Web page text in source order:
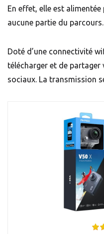
En effet, elle est
aucune partie du parcours.
Doté d’une connectivité
télécharger et de partager
sociaux. La transmission